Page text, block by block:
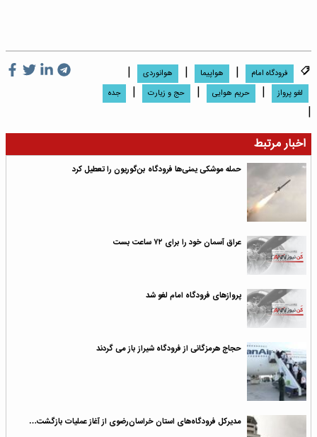
فرودگاه امام | هواپیما | هوانوردی |
لغو پرواز | حریم هوایی | حج و زیارت | جده
|
اخبار مرتبط
حمله موشکی یمنی‌ها فرودگاه بن‌گوریون را تعطیل کرد
عراق آسمان خود را برای ۷۲ ساعت بست
پروازهای فرودگاه امام لغو شد
حجاج هرمزگانی از فرودگاه شیراز باز می گردند
مدیرکل فرودگاه‌های استان خراسان‌رضوی از آغاز عملیات بازگشت…